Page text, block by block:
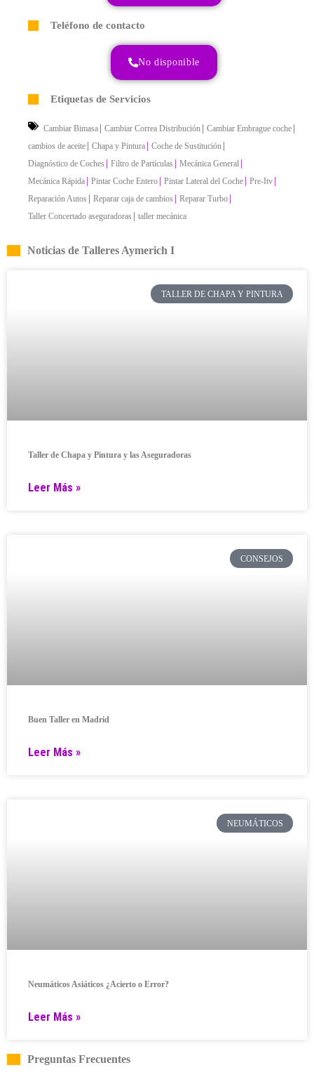
Teléfono de contacto
No disponible
Etiquetas de Servicios
Cambiar Bimasa Cambiar Correa Distribución Cambiar Embrague coche
cambios de aceite Chapa y Pintura Coche de Sustitución
Diagnóstico de Coches Filtro de Partículas Mecánica General
Mecánica Rápida Pintar Coche Entero Pintar Lateral del Coche Pre-Itv
Reparación Autos Reparar caja de cambios Reparar Turbo
Taller Concertado aseguradoras taller mecánica
Noticias de Talleres Aymerich I
TALLER DE CHAPA Y PINTURA
Taller de Chapa y Pintura y las Aseguradoras
Leer Más »
CONSEJOS
Buen Taller en Madrid
Leer Más »
NEUMÁTICOS
Neumáticos Asiáticos ¿Acierto o Error?
Leer Más »
Preguntas Frecuentes